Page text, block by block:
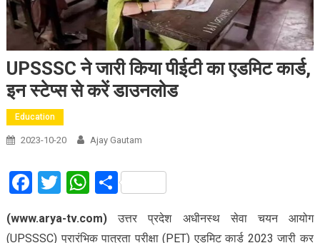
UPSSSC ने जारी किया पीईटी का एडमिट कार्ड,
इन स्टेप्स से करें डाउनलोड
Education
2023-10-20 Ajay Gautam
Facebook
Twitter
WhatsApp
Share
(www.arya-tv.com)उत्तर प्रदेश अधीनस्थ सेवा चयन आयोग
(UPSSSC) प्रारंभिक पात्रता परीक्षा (PET) एडमिट कार्ड 2023 जारी कर